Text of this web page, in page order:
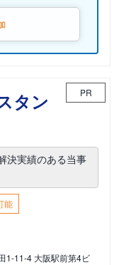
タン
PR
決実績のある当事
能
1-11-4 大阪駅前第4ビ